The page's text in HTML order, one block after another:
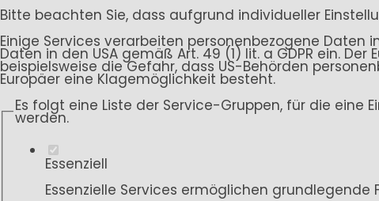
Bitte beachten Sie, dass aufgrund individueller
Einige Services verarbeiten personenbezogene Daten
Daten in den USA gemäß Art. 49 (1) lit. a GDPR ein.
beispielsweise die Gefahr, dass US-Behörden
Europäer eine Klagemöglichkeit besteht.
Es folgt eine Liste der Service-Gruppen, für die eine
werden.
Essenziell
Essenzielle Services ermöglichen